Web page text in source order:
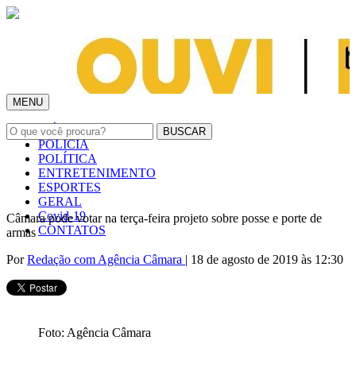
MENU
INÍCIO
POLÍCIA
POLÍTICA
ENTRETENIMENTO
ESPORTES
GERAL
Covid-19
CONTATOS
Câmara pode votar na terça-feira projeto sobre posse e porte de
armas
PorRedação com Agência Câmara | 18 de agosto de 2019 às 12:30
Foto: Agência Câmara